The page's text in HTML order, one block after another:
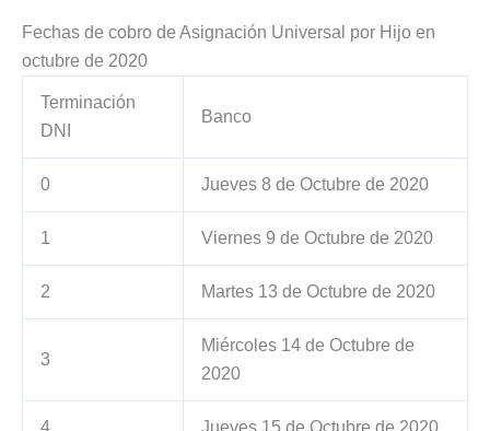
Fechas de cobro de Asignación Universal por Hijo en
octubre de 2020
Terminación
DNI
Banco
0 Jueves 8 de Octubre de 2020
1 Viernes 9 de Octubre de 2020
2 Martes 13 de Octubre de 2020
3
Miércoles 14 de Octubre de
2020
4 Jueves 15 de Octubre de 2020